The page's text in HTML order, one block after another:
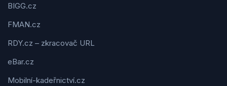
BIGG.cz
FMAN.cz
RDY.cz – zkracovač URL
eBar.cz
Mobilní-kadeřnictví.cz